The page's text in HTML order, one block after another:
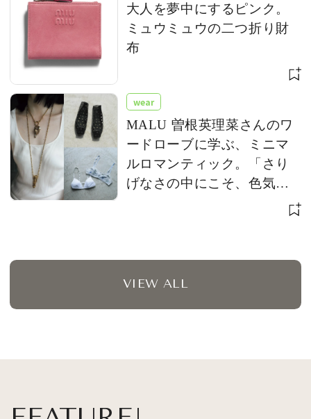
大人を夢中にするピンク。
ミュウミュウの二つ折り財
布
wear
MALU 曽根英理菜さんのワ
ードローブに学ぶ、ミニマ
ルロマンティック。「さり
げなさの中にこそ、色気が
VIEW ALL